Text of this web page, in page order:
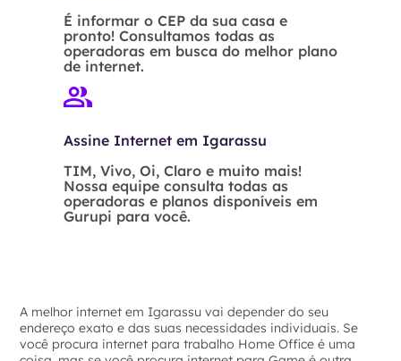
É informar o CEP da sua casa e
pronto! Consultamos todas as
operadoras em busca do melhor plano
de internet.
Assine Internet em Igarassu
TIM, Vivo, Oi, Claro e muito mais!
Nossa equipe consulta todas as
operadoras e planos disponíveis em
Gurupi para você.
A melhor internet em Igarassu vai depender do seu
endereço exato e das suas necessidades individuais. Se
você procura internet para trabalho Home Office é uma